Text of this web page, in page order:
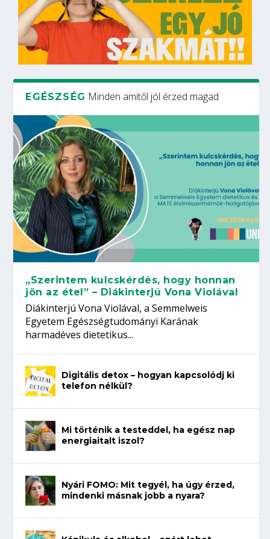
EGÉSZSÉG Minden amitől jól érzed magad
„Szerintem kulcskérdés, hogy honnan
jön az étel” – Diákinterjú Vona Violával
Diákinterjú Vona Violával, a Semmelweis
Egyetem Egészségtudományi Karának
harmadéves dietetikus...
Digitális detox – hogyan kapcsolódj ki
telefon nélkül?
Mi történik a testeddel, ha egész nap
energiaitalt iszol?
Nyári FOMO: Mit tegyél, ha úgy érzed,
mindenki másnak jobb a nyara?